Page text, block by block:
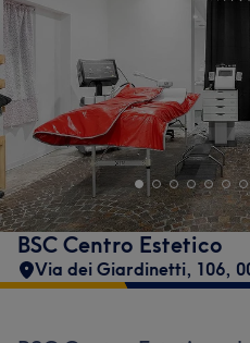
BSC Centro Estetico
Via dei Giardinetti, 106,